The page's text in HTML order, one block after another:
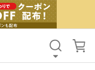
すべて